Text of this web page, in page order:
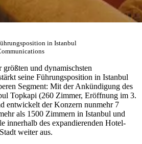
in Istanbul
und dynamischsten
seine Führungsposition in Istanbul
Segment: Mit der Ankündigung des
Topkapi (260 Zimmer, Eröffnung im 3.
entwickelt der Konzern nunmehr 7
als 1500 Zimmern in Istanbul und
innerhalb des expandierenden Hotel-
weiter aus.